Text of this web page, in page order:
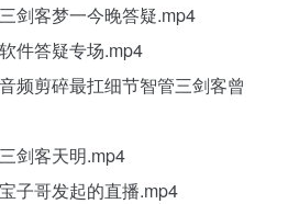
剑客梦一今晚答疑.mp4
件答疑专场.mp4
频剪碎最扛细节智管三剑客曾
剑客天明.mp4
子哥发起的直播.mp4